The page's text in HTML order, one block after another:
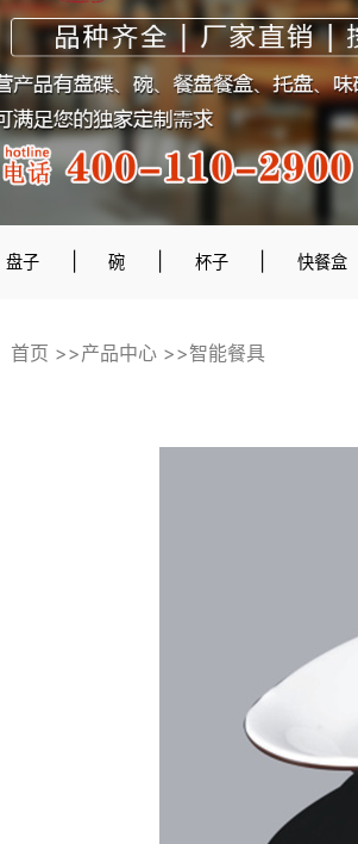
盘子 碗 杯子 快餐盒
首页 >>产品中心>>智能餐具